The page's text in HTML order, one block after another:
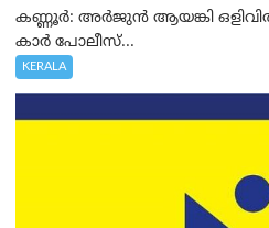
കണ്ണൂർ: അർജുൻ ആയങ്കി
കാർ പോലീസ്...
KERALA